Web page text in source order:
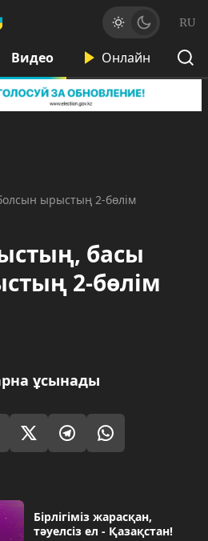
RU
Видео Онлайн
ырыстың 2-бөлім
басы
2-бөлім
ұсынады
Бірлігіміз жарасқан,
тәуелсіз ел - Қазақстан!